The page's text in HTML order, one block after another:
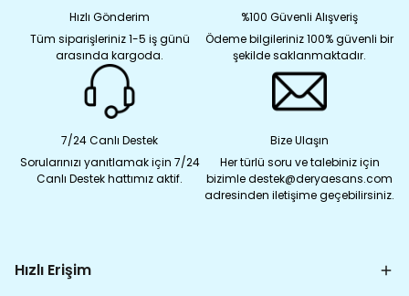
Hızlı Gönderim
Tüm siparişleriniz 1-5 iş günü
arasında kargoda.
%100 Güvenli Alışveriş
Ödeme bilgileriniz 100% güvenli bir
şekilde saklanmaktadır.
7/24 Canlı Destek
Sorularınızı yanıtlamak için 7/24
Canlı Destek hattımız aktif.
Bize Ulaşın
Her türlü soru ve talebiniz için
bizimle destek@deryaesans.com
adresinden iletişime geçebilirsiniz.
Hızlı Erişim